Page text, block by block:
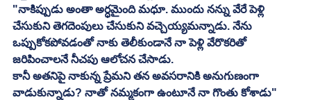
"నాకిప్పుడు అంతా అర్ధమైంది మధూ. ముందు నన్ను వేరే పెళ్లి
చేసుకుని తెగదెంపులు చేసుకుని వచ్చెయ్యమన్నాడు. నేను
ఒప్పుకోకపోవడంతో నాకు తెలీకుండానే నా పెళ్లి వేరొకరితో
జరిపించాలనే నీచపు ఆలోచన చేసాడు.
కానీ అతనిపై నాకున్న ప్రేమని తన అవసరానికి అనుగుణంగా
వాడుకున్నాడు? నాతో నమ్మకంగా ఉంటూనే నా గొంతు కోశాడు"